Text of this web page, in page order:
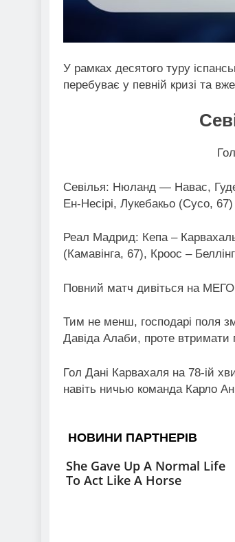
У рамках десятого туру
перебуває у певній кризі та
Севілья: Нюланд — Навас,
Ен-Несірі, Лукебакьо (Cусо, 67)
Реал Мадрид: Кепа –
(Камавінга, 67), Кроос –
Повний матч дивіться на
Тим не менш, господарі поля
Давіда Алаби, проте втримати
Гол Дані Карвахаля на 78-ій
навіть ничью команда Карло